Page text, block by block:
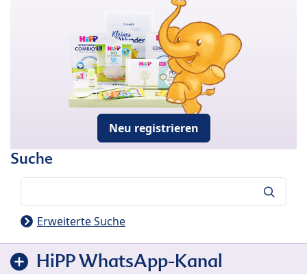
Neu registrieren
Suche
Erweiterte Suche
HiPP WhatsApp-Kanal